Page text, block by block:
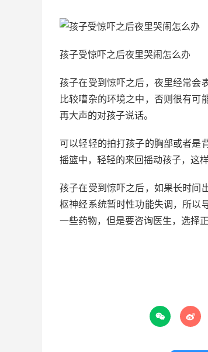
孩子受惊吓之后夜里哭闹怎么办
孩子在受到惊吓之后，夜里经常会
比较嘈杂的环境之中，否则很有可
再大声的对孩子说话。
可以轻轻的拍打孩子的胸部或者是
摇篮中，轻轻的来回摇动孩子，这
孩子在受到惊吓之后，如果长时间
枢神经系统暂时性功能失调，所以
一些药物，但是要咨询医生，选择正
 